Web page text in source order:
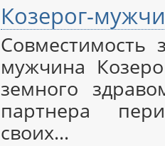
Козерог-
мужчина
земного
партнера
своих…